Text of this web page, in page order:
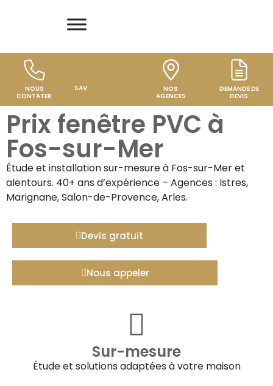
NOUS
CONTATER
SAV
NOS
AGENCES
DEMANDE DE
DEVIS
Prix fenêtre PVC à
Fos-sur-Mer
Étude et installation sur-mesure à Fos-sur-Meret
alentours. 40+ ans d’expérience – Agences : Istres,
Marignane, Salon-de-Provence, Arles.
Devis gratuit
Nous appeler
Sur-mesure
Étude et solutions adaptées à votre maison